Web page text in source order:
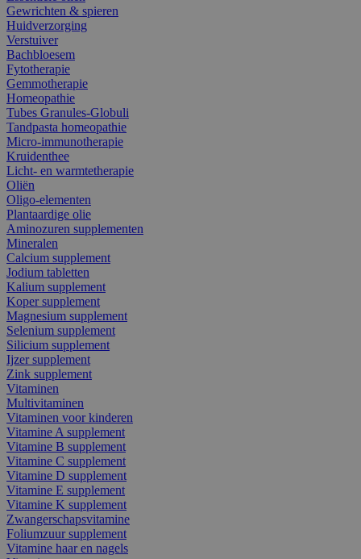
Gewrichten & spieren
Huidverzorging
Verstuiver
Bachbloesem
Fytotherapie
Gemmotherapie
Homeopathie
Tubes Granules-Globuli
Tandpasta homeopathie
Micro-immunotherapie
Kruidenthee
Licht- en warmtetherapie
Oliën
Oligo-elementen
Plantaardige olie
Aminozuren supplementen
Mineralen
Calcium supplement
Jodium tabletten
Kalium supplement
Koper supplement
Magnesium supplement
Selenium supplement
Silicium supplement
Ijzer supplement
Zink supplement
Vitaminen
Multivitaminen
Vitaminen voor kinderen
Vitamine A supplement
Vitamine B supplement
Vitamine C supplement
Vitamine D supplement
Vitamine E supplement
Vitamine K supplement
Zwangerschapsvitamine
Foliumzuur supplement
Vitamine haar en nagels